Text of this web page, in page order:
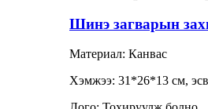
Шинэ загварын
Материал: Канвас
Хэмжээ: 31*26*13 см,